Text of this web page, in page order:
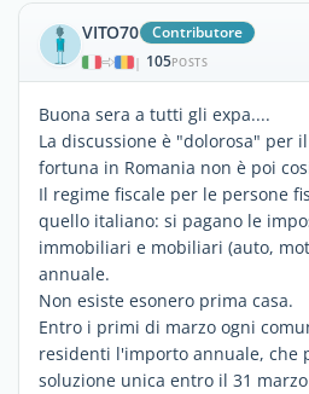
VITO70 Contributore
| 105POSTS
Buona sera a tutti gli expa....
La discussione è "dolorosa" per
fortuna in Romania non è poi
Il regime fiscale per le persone
quello italiano: si pagano le
immobiliari e mobiliari (auto,
annuale.
Non esiste esonero prima casa.
Entro i primi di marzo ogni
residenti l'importo annuale, che
soluzione unica entro il 31